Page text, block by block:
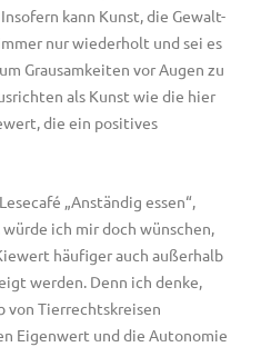
kann Kunst, die Gewalt-
nur wiederholt und sei es
Grausamkeiten vor Augen zu
als Kunst wie die hier
die ein positives
„Anständig essen“,
ich mir doch wünschen,
häufiger auch außerhalb
werden. Denn ich denke,
von Tierrechtskreisen
Eigenwert und die Autonomie